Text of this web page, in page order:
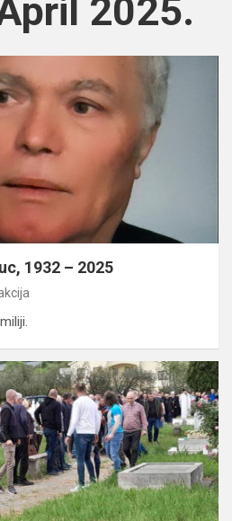
2025.
1932 – 2025